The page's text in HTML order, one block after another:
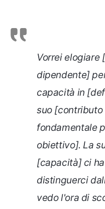
Vorrei elogiare
dipendente]
capacità in
suo
fondamentale
obiettivo]. La
[capacità] ci
distinguerci
vedo l'ora di